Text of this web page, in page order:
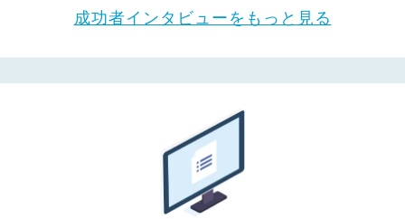
成功者インタビューをもっと見る